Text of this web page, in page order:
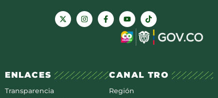
ENLACES
Transparencia
CANAL TRO
Región